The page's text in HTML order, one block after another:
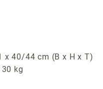
x 40/44 cm (B x H x T)
kg